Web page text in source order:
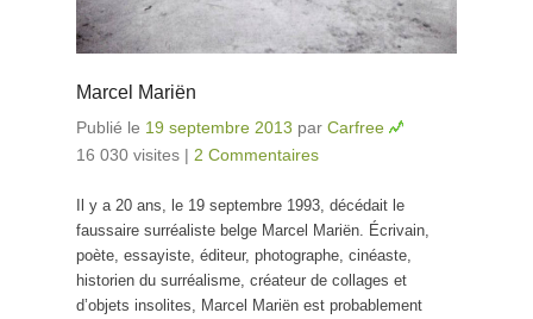
Marcel Mariën
Publié le 19 septembre 2013 par Carfree
16 030 visites | 2 Commentaires
Il y a 20 ans, le 19 septembre 1993, décédait le
faussaire surréaliste belge Marcel Mariën. Écrivain,
poète, essayiste, éditeur, photographe, cinéaste,
historien du surréalisme, créateur de collages et
d’objets insolites, Marcel Mariën est probablement